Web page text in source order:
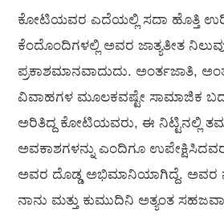
ಕೋಟಿಯವರ ಎದೆಯಲ್ಲಿ ಸದಾ ಹೊತ್ತಿ
ಕೆಂದೊಂದಿಗಳಲ್ಲಿ ಅವರ ಜಾತ್ಯತೀತ
ಪ್ರಕಾಶಮಾನವಾದುದು. ಅಂರ್ತಜಾತಿ,
ವಿವಾಹಗಳ ಮೂಲಕವಷ್ಟೇ ಸಾಮಾಜಿಕ
ಅರಿತಿದ್ದ ಕೋಟಿಯವರು, ಈ ನಿಟ್ಟಿನಲ್ಲಿ
ಅವಕಾಶಗಳನ್ನು ಎಂದಿಗೂ
ಅವರ ದೊಡ್ಡ ಅಭಿಮಾನಿಯಾಗಿದ್ದೆ.
ನಾನು ಮತ್ತು ಕುಮುದಿನಿ ಅತ್ಯಂತ